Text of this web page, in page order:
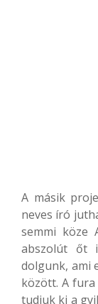
A másik
neves író
semmi köze
abszolút őt
dolgunk, ami
között. A
tudjuk ki a